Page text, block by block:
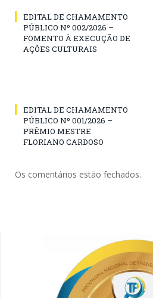
EDITAL DE CHAMAMENTO
PÚBLICO Nº 002/2026 –
FOMENTO À EXECUÇÃO DE
AÇÕES CULTURAIS
EDITAL DE CHAMAMENTO
PÚBLICO Nº 001/2026 –
PRÊMIO MESTRE
FLORIANO CARDOSO
Os comentários estão fechados.